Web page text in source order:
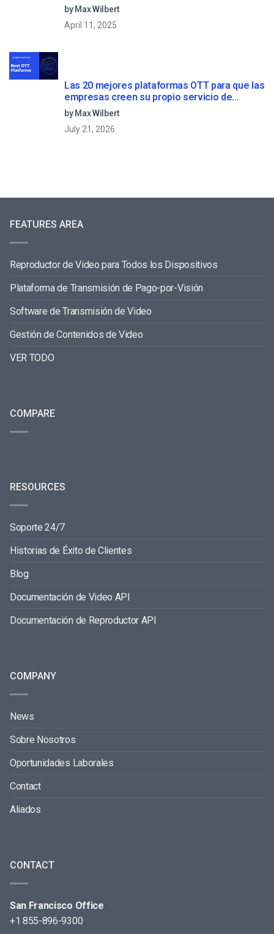
by Max Wilbert
April 11, 2025
Las 20 mejores plataformas OTT para que las
empresas creen su propio servicio de
streaming (2026)
by Max Wilbert
July 21, 2026
FEATURES AREA
Reproductor de Video para Todos los Dispositivos
Plataforma de Transmisión de Pago-por-Visión
Software de Transmisión de Video
Gestión de Contenidos de Video
VER TODO
COMPARE
RESOURCES
Soporte 24/7
Historias de Éxito de Clientes
Blog
Documentación de Video API
Documentación de Reproductor API
COMPANY
News
Sobre Nosotros
Oportunidades Laborales
Contact
Aliados
CONTACT
San Francisco Office
+1 855-896-9300